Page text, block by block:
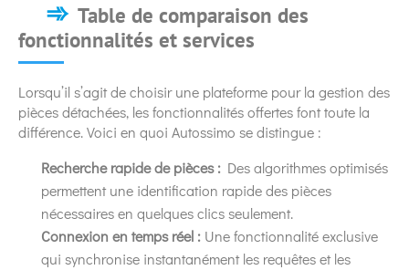
Table de comparaison des
fonctionnalités et services
Lorsqu’il s’agit de choisir une plateforme pour la gestion des
pièces détachées, les fonctionnalités offertes font toute la
différence. Voici en quoi Autossimo se distingue :
Recherche rapide de pièces : Des algorithmes optimisés
permettent une identification rapide des pièces
nécessaires en quelques clics seulement.
Connexion en temps réel : Une fonctionnalité exclusive
qui synchronise instantanément les requêtes et les